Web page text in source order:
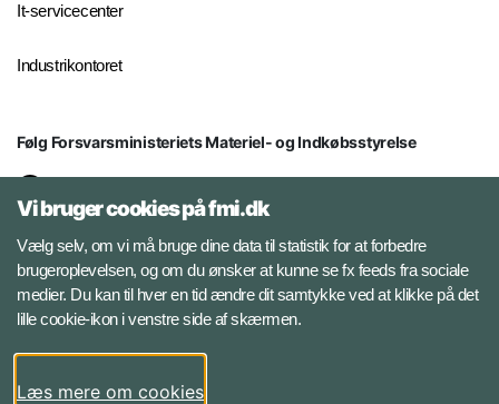
It-servicecenter
Industrikontoret
Følg Forsvarsministeriets Materiel- og Indkøbsstyrelse
Facebook
Instagram
YouTube
Vi bruger cookies på fmi.dk
Vælg selv, om vi må bruge dine data til statistik for at forbedre
brugeroplevelsen, og om du ønsker at kunne se fx feeds fra sociale
medier. Du kan til hver en tid ændre dit samtykke ved at klikke på det
lille cookie-ikon i venstre side af skærmen.
Læs mere om cookies